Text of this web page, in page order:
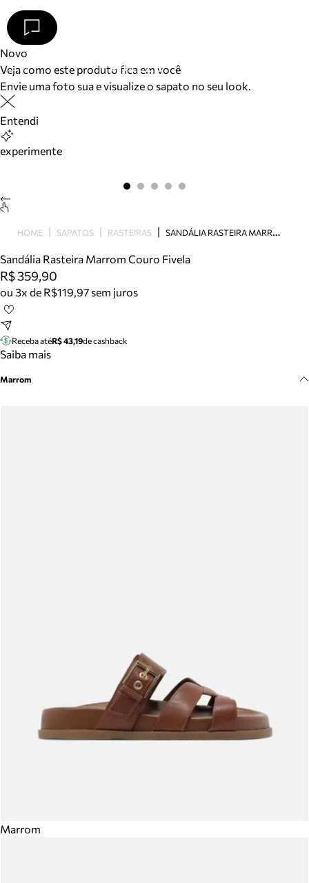
Buscar produtos
categorias sugeridas
Papete
Mocassim
Mule
Rasteira
Precisa de ajuda?
Tire dúvidas sobre pedidos, devoluções e mais.
Acompanhe seus pedidos e solicite devoluções.
Arezzo
Novo
Veja como este produto fica em você
Envie uma foto sua e visualize o sapato no seu look.
Entendi
experimente
HOME SAPATOS RASTEIRAS S
ANDÁLIA RASTEIRA MARROM COURO FIVELA
Sandália Rasteira Marrom Couro Fivela
R$ 359,90
ou 3x de R$119,97 sem juros
Receba atéR$ 43,19de cashback
Saiba mais
Marrom
Marrom